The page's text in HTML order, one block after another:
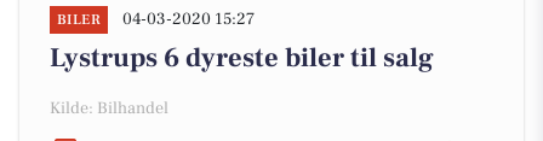
BILER 04-03-2020 15:27
Lystrups 6 dyreste biler til salg
Kilde: Bilhandel